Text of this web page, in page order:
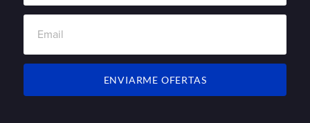
ENVIARME OFERTAS